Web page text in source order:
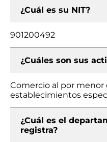
¿Cuál es su NIT?
901200492
¿Cuáles son sus
Comercio al por
establecimientos
¿Cuál es el
registra?